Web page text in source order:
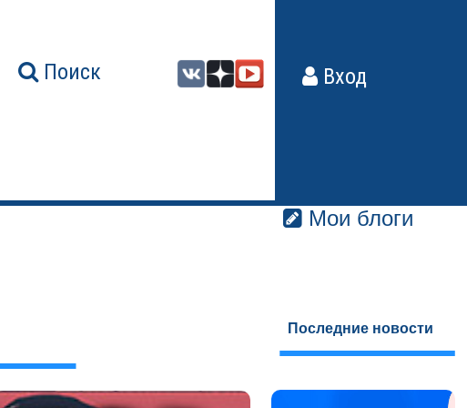
Поиск Вход
Мои блоги
Последние новости